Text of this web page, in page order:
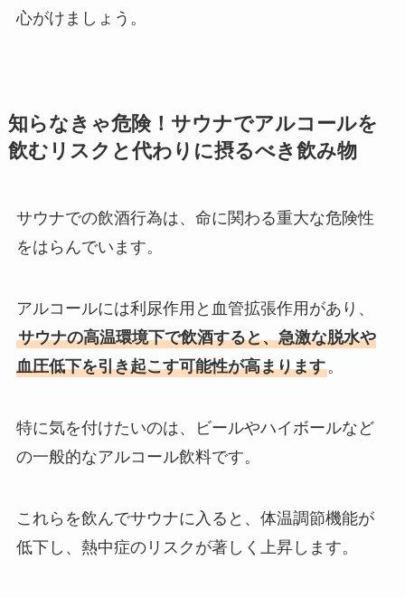
心がけましょう。
知らなきゃ危険！サウナでアルコールを
飲むリスクと代わりに摂るべき飲み物
サウナでの飲酒行為は、命に関わる重大な危険性
をはらんでいます。
アルコールには利尿作用と血管拡張作用があり、
サウナの高温環境下で飲酒すると、急激な脱水や
血圧低下を引き起こす可能性が高まります。
特に気を付けたいのは、ビールやハイボールなど
の一般的なアルコール飲料です。
これらを飲んでサウナに入ると、体温調節機能が
低下し、熱中症のリスクが著しく上昇します。